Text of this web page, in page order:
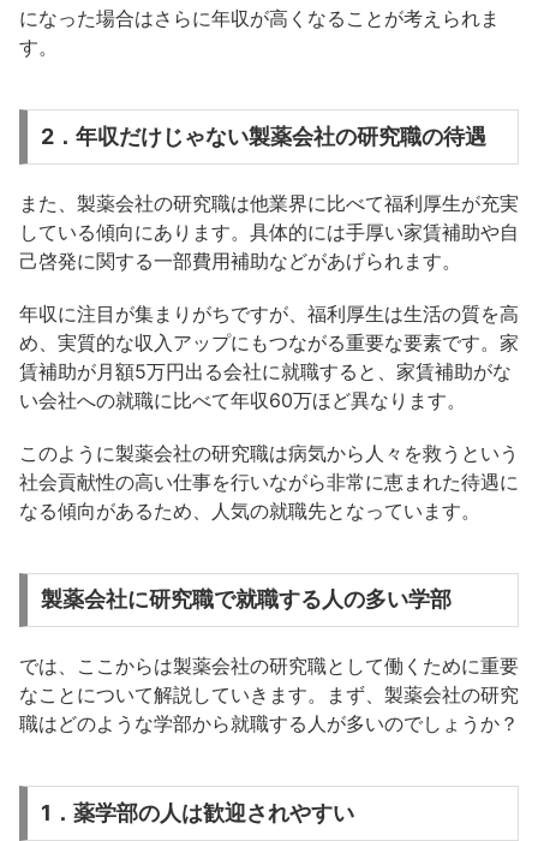
になった場合はさらに年収が高くなることが考えられま
す。
2．年収だけじゃない製薬会社の研究職の待遇
また、製薬会社の研究職は他業界に比べて福利厚生が充実
している傾向にあります。具体的には手厚い家賃補助や自
己啓発に関する一部費用補助などがあげられます。
年収に注目が集まりがちですが、福利厚生は生活の質を高
め、実質的な収入アップにもつながる重要な要素です。家
賃補助が月額5万円出る会社に就職すると、家賃補助がな
い会社への就職に比べて年収60万ほど異なります。
このように製薬会社の研究職は病気から人々を救うという
社会貢献性の高い仕事を行いながら非常に恵まれた待遇に
なる傾向があるため、人気の就職先となっています。
製薬会社に研究職で就職する人の多い学部
では、ここからは製薬会社の研究職として働くために重要
なことについて解説していきます。まず、製薬会社の研究
職はどのような学部から就職する人が多いのでしょうか？
1．薬学部の人は歓迎されやすい